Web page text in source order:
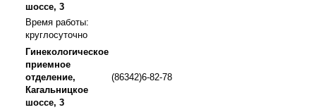
шоссе, 3
Время работы:
круглосуточно
Гинекологическое
приемное
отделение,
Кагальницкое
шоссе, 3
(86342)6-82-78